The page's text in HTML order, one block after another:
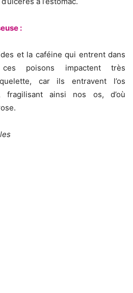
:
et la caféine qui entrent dans
poisons impactent très
car ils entravent l’os
fragilisant ainsi nos os, d’où